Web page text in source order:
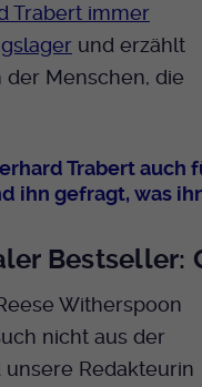
Trabert immer
und erzählt
der Menschen, die
Trabert auch
ihn gefragt, was
Bestseller:
Witherspoon
nicht aus der
Redakteurin
Bei Ausahl
Cookie am
Ansonsten 1
Einstellungen.
dem Namen